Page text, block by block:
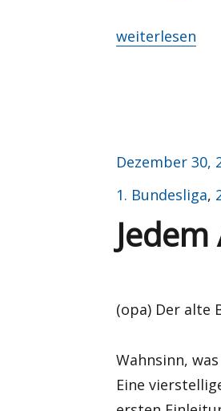
„Ich hasse
weiterlesen
Veröffentlicht
am
Dezember 30,
Kategorien
1. Bundesliga,
(opa) Der alte
Wahnsinn,
Eine